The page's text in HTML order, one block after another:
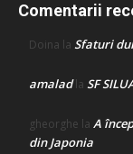
Comentarii
Doina la Sfaturi
amaladla SF
gheorghe la A
din Japonia